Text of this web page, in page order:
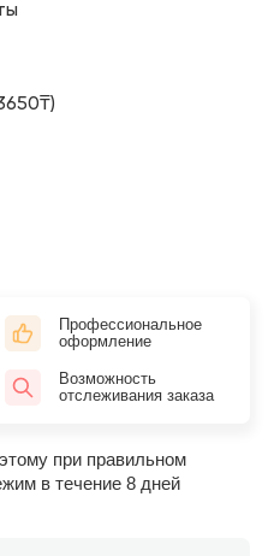
Профессиональное
оформление
Возможность
отслеживания заказа
при правильном
в течение 8 дней